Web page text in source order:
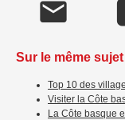
Sur le même sujet
Top 10 des
Visiter la Côte
La Côte basque